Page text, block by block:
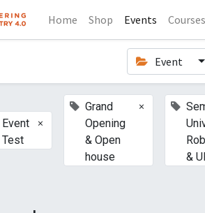
Home Shop Events Courses
Event
Event
Test
×
Grand
Opening
& Open
house
×
&